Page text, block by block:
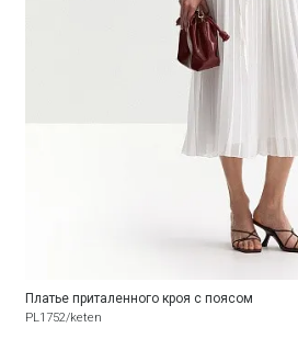
Платье приталенного кроя с поясом
PL1752/keten